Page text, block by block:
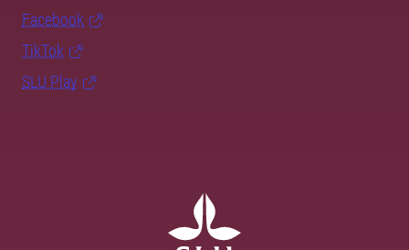
Facebook
TikTok
SLU Play